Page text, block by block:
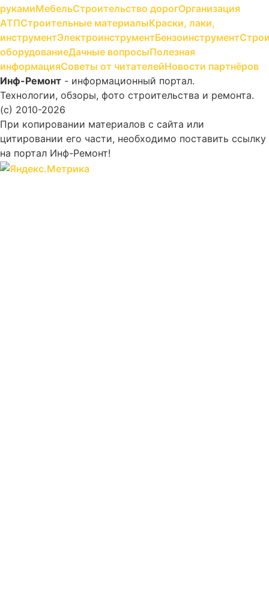
рукамиМебельСтроительство дорогОрганизация
АТПСтроительные материалыКраски, лаки,
инструментЭлектроинструментБензоинструмент
оборудованиеДачные вопросыПолезная
информацияСоветы от читателейНовости партнёров
Инф-Ремонт - информационный портал.
Технологии, обзоры, фото строительства и ремонта.
(c) 2010-2026
При копировании материалов с сайта или
цитировании его части, необходимо поставить ссылку
на портал Инф-Ремонт!